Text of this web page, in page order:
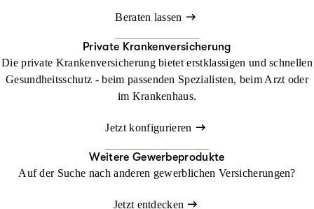
Beraten lassen
Private Krankenversicherung
Die private Krankenversicherung bietet erstklassigen und schnellen
Gesundheitsschutz - beim passenden Spezialisten, beim Arzt oder
im Krankenhaus.
Jetzt konfigurieren
Weitere Gewerbeprodukte
Auf der Suche nach anderen gewerblichen Versicherungen?
Jetzt entdecken